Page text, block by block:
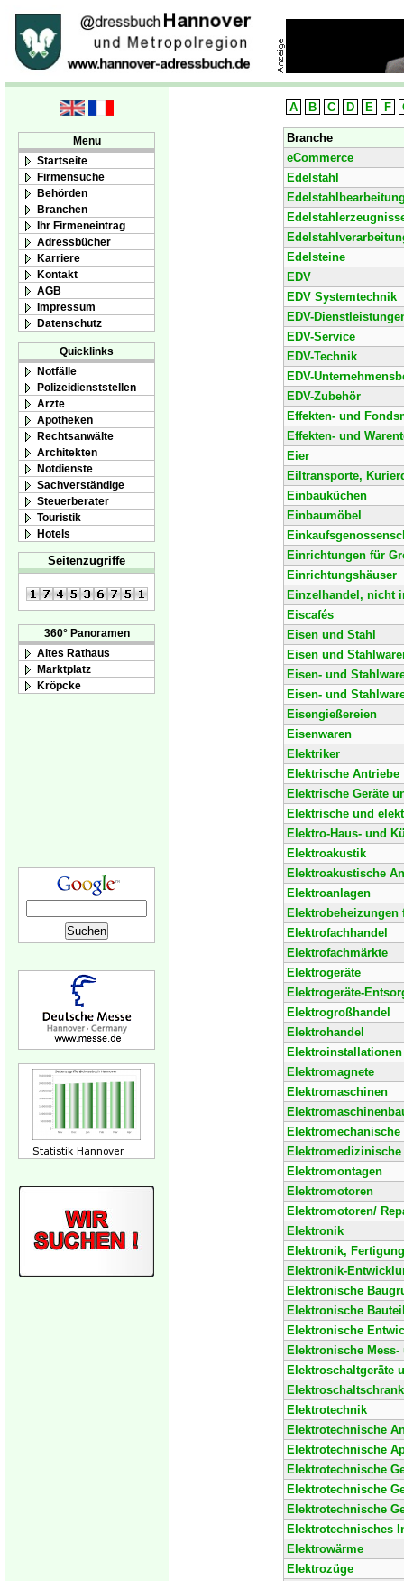
Menu
Startseite
Firmensuche
Behörden
Branchen
Ihr Firmeneintrag
Adressbücher
Karriere
Kontakt
AGB
Impressum
Datenschutz
Quicklinks
Notfälle
Polizeidienststellen
Ärzte
Apotheken
Rechtsanwälte
Architekten
Notdienste
Sachverständige
Steuerberater
Touristik
Hotels
Seitenzugriffe
360° Panoramen
Altes Rathaus
Marktplatz
Kröpcke
A B C D E F
Branche
eCommerce
Edelstahl
Edelsteine
EDV
EDV Systemtechnik
EDV-
EDV-Service
EDV-Technik
EDV-
EDV-Zubehör
Effekten- und
Effekten- und
Eier
Eiltransporte,
Einbauküchen
Einbaumöbel
Einrichtungen für
Einrichtungshäuser
Einzelhandel, nicht
Eiscafés
Eisen und Stahl
Eisen und
Eisen- und
Eisen- und
Eisengießereien
Eisenwaren
Elektriker
Elektrische Antriebe
Elektrische Geräte
Elektrische und
Elektro-Haus- und
Elektroakustik
Elektroakustische
Elektroanlagen
Elektrofachhandel
Elektrofachmärkte
Elektrogeräte
Elektrogeräte-
Elektrogroßhandel
Elektrohandel
Elektroinstallationen
Elektromagnete
Elektromaschinen
Elektromechanische
Elektromontagen
Elektromotoren
Elektromotoren/
Elektronik
Elektronik,
Elektronik-
Elektronische
Elektronische
Elektronische
Elektronische
Elektroschaltgeräte
Elektrotechnik
Elektrotechnische
Elektrotechnische
Elektrotechnische
Elektrotechnische
Elektrotechnische
Elektrotechnisches
Elektrowärme
Elektrozüge